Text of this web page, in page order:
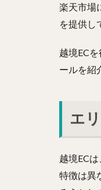
楽天市場
を提供し
越境EC
ールを紹
エ
越境EC
特徴は異